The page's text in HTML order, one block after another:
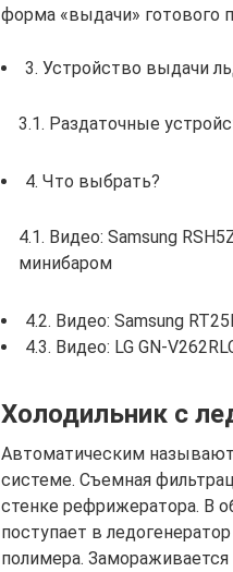
форма «выдачи» готового
3. Устройство выдачи
3.1. Раздаточные
4. Что выбрать?
4.1. Видео: Samsung
минибаром
4.2. Видео: Samsung
4.3. Видео: LG GN-
Холодильник с
Автоматическим
системе. Съемная
стенке рефрижератора. В
поступает в
полимера.